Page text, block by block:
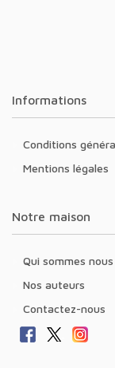
Informations
Conditions
Mentions légales
Notre maison
Qui sommes nous
Nos auteurs
Contactez-nous